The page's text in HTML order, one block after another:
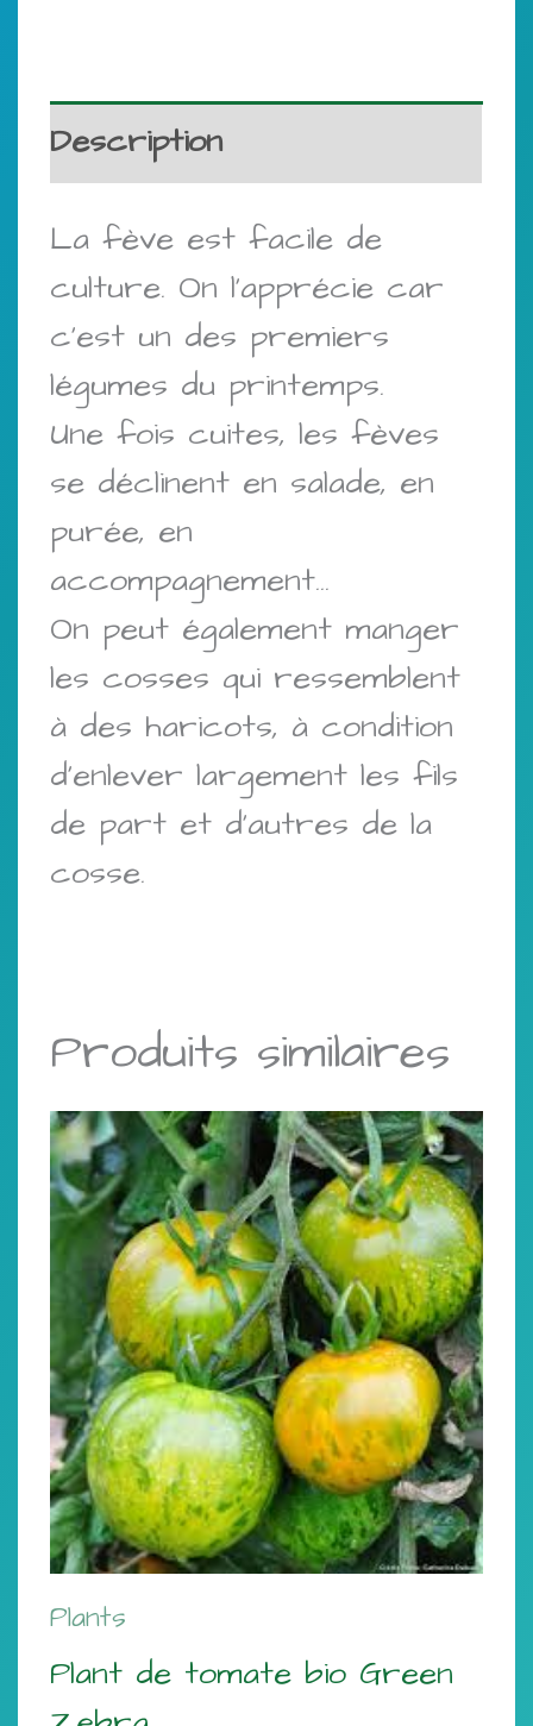
-
Description
La fève est facile de
culture. On l’apprécie car
c’est un des premiers
légumes du printemps.
Une fois cuites, les fèves
se déclinent en salade, en
purée, en
accompagnement…
On peut également manger
les cosses qui ressemblent
à des haricots, à condition
d’enlever largement les fils
de part et d’autres de la
cosse.
Produits similaires
Plants
Plant de tomate bio Green